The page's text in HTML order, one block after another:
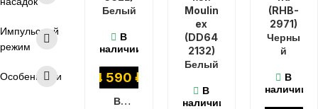
Импульсный
режим
Особенности
Белый
В
наличии
4 590 ₽
В КОРЗИНУ
Moulin
ex
(DD64
2132)
Белый
В
наличии
(RHB-
2971)
Черны
й
В
наличии